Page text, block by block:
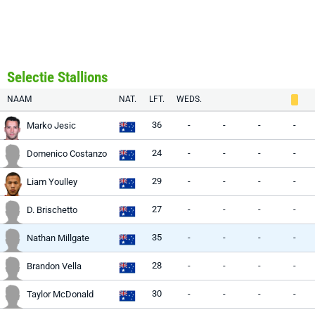
Selectie Stallions
NAAM NAT. LFT. WEDS.
Marko Jesic 36 - - - -
Domenico Costanzo 24 - - - -
Liam Youlley 29 - - - -
D. Brischetto 27 - - - -
Nathan Millgate 35 - - - -
Brandon Vella 28 - - - -
Taylor McDonald 30 - - - -